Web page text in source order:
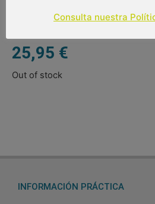
Largo: 86 cm.
25,95 €
Out of stock
INFORMACIÓN PRÁCTICA
Consulta nuestra